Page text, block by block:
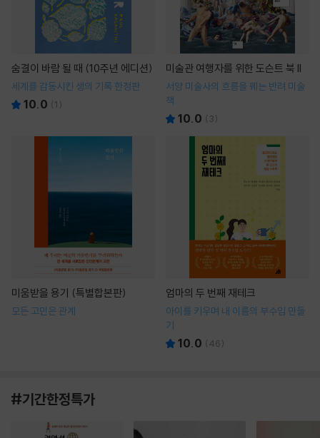
숨결이 바람 될 때 (10주년 에디션)
세계를 감동시킨 생의 기록 한정판
10.0 (1 )
미술관 여행자를 위한 도슨트 북 II
서양 미술사의 흐름을 꿰는 반려 미술
책
10.0 ( 3)
미움받을 용기 (특별합본판)
모든 고민은 관계
엄마의 두 번째 재테크
아이를 키우며 내 이름의 부수입 만들
기
10.0 (46)
#기간한정특가